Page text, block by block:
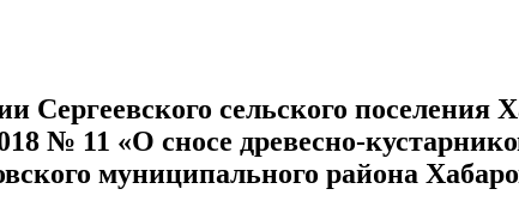
сельского поселения
№ 11 «О сносе древесно-
муниципального района